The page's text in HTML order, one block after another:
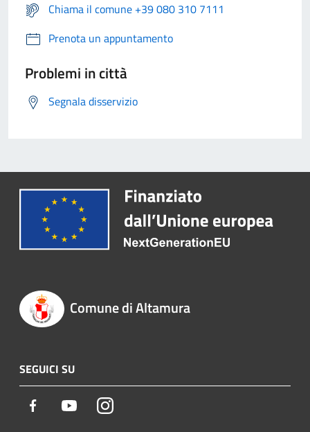
Chiama il comune +39 080 310 7111
Prenota un appuntamento
Problemi in città
Segnala disservizio
Comune di Altamura
SEGUICI SU
Facebook YoutubeInstagram